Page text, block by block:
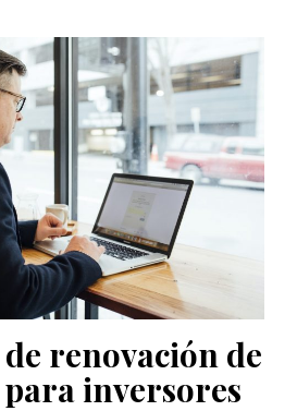
renovación de
inversores